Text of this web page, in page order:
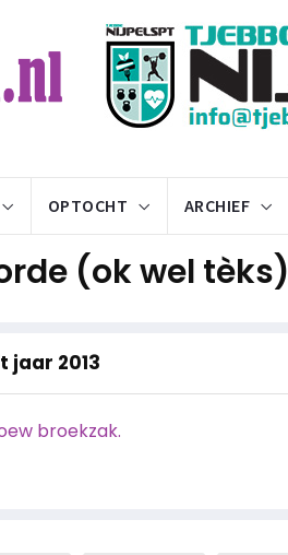
OPTOCHT ARCHIEF
(ok wel tèks)
jaar 2013
broekzak.